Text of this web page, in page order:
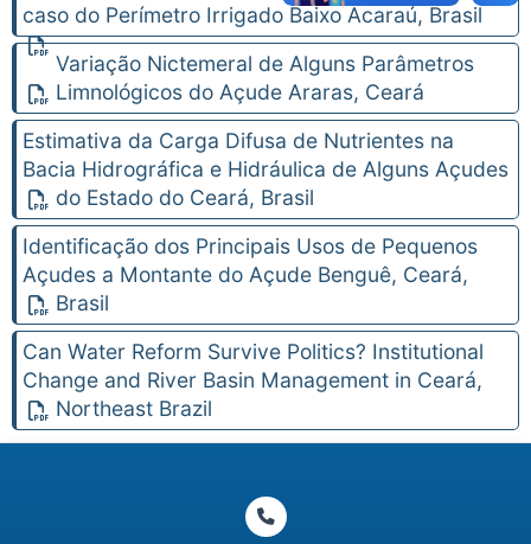
caso do Perímetro Irrigado Baixo Acaraú, Brasil
Variação Nictemeral de Alguns Parâmetros
Limnológicos do Açude Araras, Ceará
Estimativa da Carga Difusa de Nutrientes na
Bacia Hidrográfica e Hidráulica de Alguns Açudes
do Estado do Ceará, Brasil
Identificação dos Principais Usos de Pequenos
Açudes a Montante do Açude Benguê, Ceará,
Brasil
Can Water Reform Survive Politics? Institutional
Change and River Basin Management in Ceará,
Northeast Brazil